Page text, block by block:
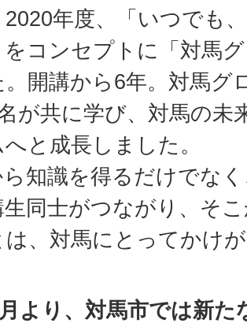
2020年度、「いつでも
コンセプトに「対馬
。開講から6年。対馬グ
が共に学び、対馬の未
と成長しました。
知識を得るだけでな
生同士がつながり、そ
は、対馬にとってかけ
より、対馬市では新